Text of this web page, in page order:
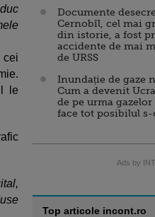
cei
le
Documente
Cernobîl, cel mai
din istorie, a fost
accidente de mai
de URSS
Inundație de gaze
Cum a devenit
de pe urma
face tot posibilul s-
Ads by
Top articole incont.ro